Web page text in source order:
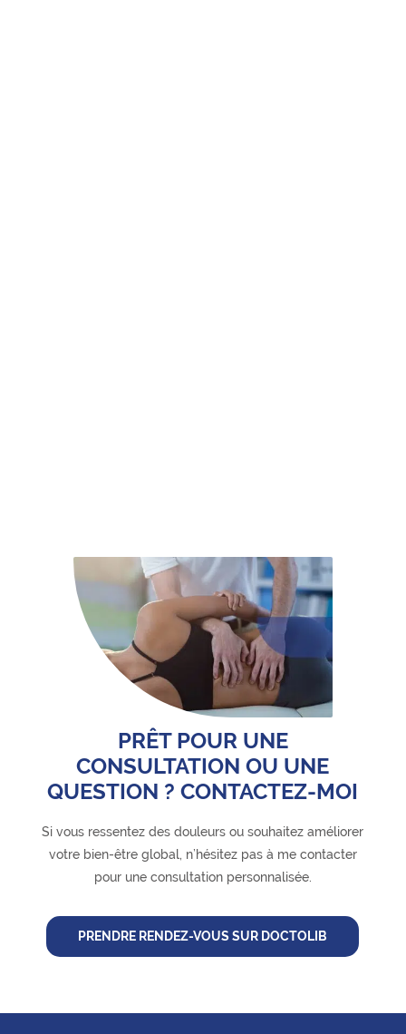
PRÊT POUR UNE
CONSULTATION OU UNE
QUESTION ? CONTACTEZ-MOI
Si vous ressentez des douleurs ou souhaitez améliorer
votre bien-être global, n’hésitez pas à me contacter
pour une consultation personnalisée.
PRENDRE RENDEZ-VOUS SUR DOCTOLIB